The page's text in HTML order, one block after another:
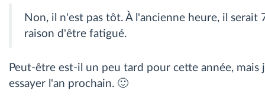
Non, il n'est pas tôt. À l'ancienne heure, il serait
raison d'être fatigué.
Peut-être est-il un peu tard pour cette année, mais
essayer l'an prochain. 🙂